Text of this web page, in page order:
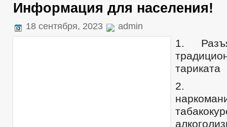
Информация для населения!
18 сентября, 2023 admin
1.
тариката
2.